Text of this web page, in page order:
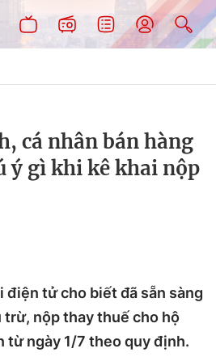
cá nhân bán hàng
ý gì khi kê khai nộp
điện tử cho biết đã sẵn sàng
nộp thay thuế cho hộ
từ ngày 1/7 theo quy định.